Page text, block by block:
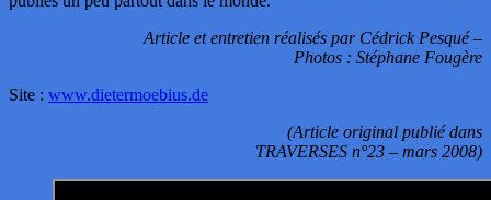
Article et entretien réalisés par Cédrick Pesqué –
Photos : Stéphane Fougère
Site : www.dietermoebius.de
(Article original publié dans
TRAVERSES n°23 – mars 2008)